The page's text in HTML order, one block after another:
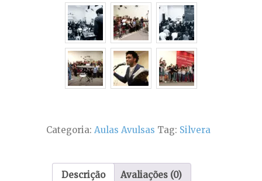
Categoria: Aulas Avulsas Tag: Silvera
Descrição Avaliações (0)